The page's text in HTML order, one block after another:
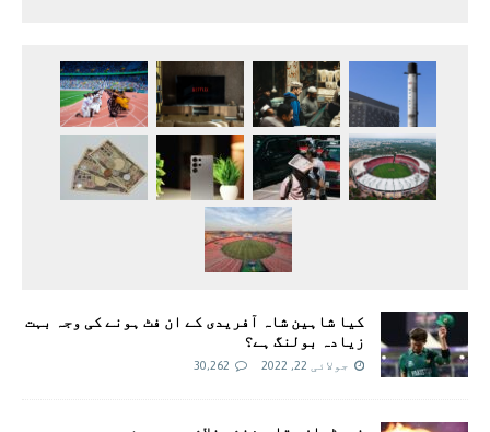
کیا شاہین شاہ آفریدی کے ان فٹ ہونے کی وجہ بہت
زیادہ بولنگ ہے؟
جولائی 22, 2022 30,262